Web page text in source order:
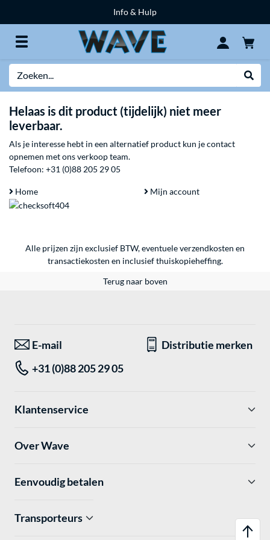
Info & Hulp
Helaas is dit product (tijdelijk) niet meer
leverbaar.
Als je interesse hebt in een alternatief product kun je contact
opnemen met ons verkoop team.
Telefoon: +31 (0)88 205 29 05
Home Mijn account
Alle prijzen zijn exclusief BTW, eventuele verzendkosten en
transactiekosten en inclusief thuiskopieheffing.
Terug naar boven
E-mail
Distributie merken
+31 (0)88 205 29 05
Klantenservice
Over Wave
Eenvoudig betalen
Transporteurs